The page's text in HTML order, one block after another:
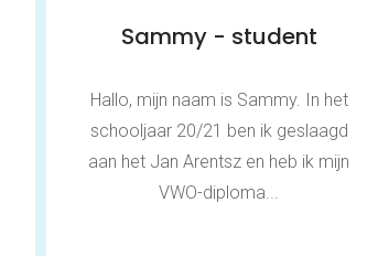
Sammy - student
Hallo, mijn naam is Sammy. In het
schooljaar 20/21 ben ik geslaagd
aan het Jan Arentsz en heb ik mijn
VWO-diploma...